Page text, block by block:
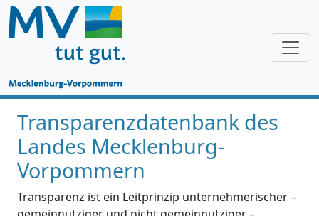
Transparenzdatenbank des
Landes Mecklenburg-
Vorpommern
Transparenz ist ein Leitprinzip unternehmerischer –